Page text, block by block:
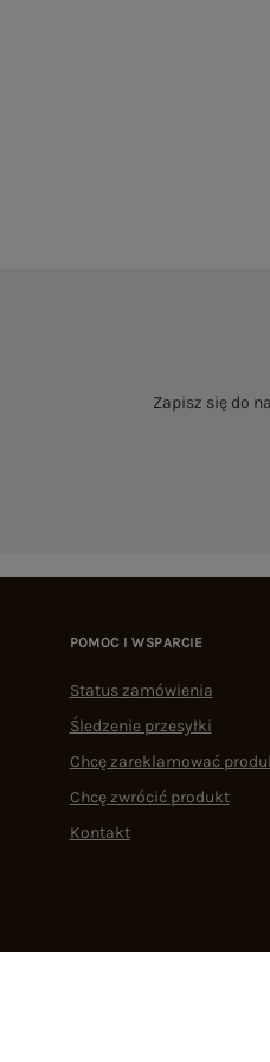
Zapisz się do
POMOC I WSPARCIE
Status zamówienia
Śledzenie przesyłki
Chcę zareklamować
Chcę zwrócić produkt
Kontakt